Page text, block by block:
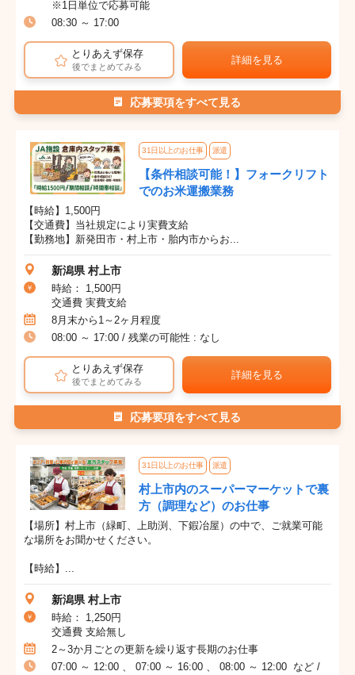
※1日単位で応募可能
08:30 ～ 17:00
とりあえず保存
後でまとめてみる
詳細を見る
応募要項をすべて見る
31日以上のお仕事 派遣
【条件相談可能！】フォークリフト
でのお米運搬業務
【時給】1,500円
【交通費】当社規定により実費支給
【勤務地】新発田市・村上市・胎内市からお...
新潟県 村上市
時給： 1,500円
交通費 実費支給
8月末から1～2ヶ月程度
08:00 ～ 17:00 / 残業の可能性 : なし
とりあえず保存
後でまとめてみる
詳細を見る
応募要項をすべて見る
31日以上のお仕事 派遣
村上市内のスーパーマーケットで裏
方（調理など）のお仕事
【場所】村上市（緑町、上助渕、下鍜冶屋）の中で、ご就業可能
な場所をお聞かせください。
【時給】...
新潟県 村上市
時給： 1,250円
交通費 支給無し
2～3か月ごとの更新を繰り返す長期のお仕事
07:00 ～ 12:00 、 07:00 ～ 16:00 、 08:00 ～ 12:00 など /